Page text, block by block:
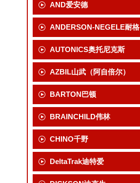
AND爱安德
ANDERSON-NEGELE耐格
AUTONICS奥托尼克斯
AZBIL山武（阿自倍尔）
BARTON巴顿
BRAINCHILD伟林
CHINO千野
DeltaTrak迪特爱